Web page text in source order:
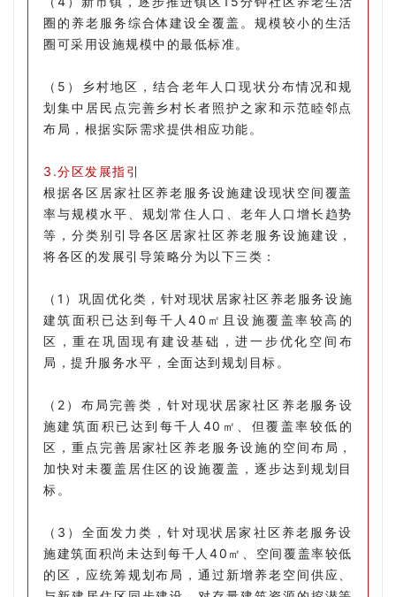
圈的养老服务综合体建设全覆盖。规模较小的生活
圈可采用设施规模中的最低标准。
（5）乡村地区，结合老年人口现状分布情况和规
划集中居民点完善乡村长者照护之家和示范睦邻点
布局，根据实际需求提供相应功能。
3.分区发展指引
根据各区居家社区养老服务设施建设现状空间覆盖
率与规模水平、规划常住人口、老年人口增长趋势
等，分类别引导各区居家社区养老服务设施建设，
将各区的发展引导策略分为以下三类：
（1）巩固优化类，针对现状居家社区养老服务设施
建筑面积已达到每千人40㎡且设施覆盖率较高的
区，重在巩固现有建设基础，进一步优化空间布
局，提升服务水平，全面达到规划目标。
（2）布局完善类，针对现状居家社区养老服务设
施建筑面积已达到每千人40㎡、但覆盖率较低的
区，重点完善居家社区养老服务设施的空间布局，
加快对未覆盖居住区的设施覆盖，逐步达到规划目
标。
（3）全面发力类，针对现状居家社区养老服务设
施建筑面积尚未达到每千人40㎡、空间覆盖率较低
的区，应统筹规划布局，通过新增养老空间供应、